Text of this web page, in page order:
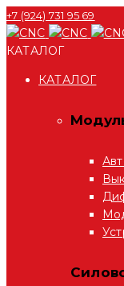
+7 (924) 731 95 69
КАТАЛОГ
КАТАЛОГ